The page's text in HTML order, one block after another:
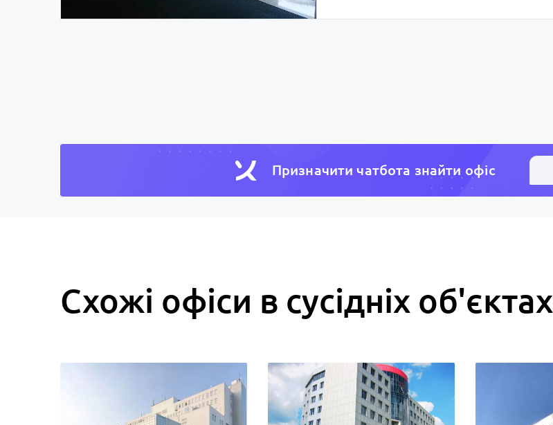
Призначити чатбота знайти офiс
Схожі офіси в сусідніх об'єктах